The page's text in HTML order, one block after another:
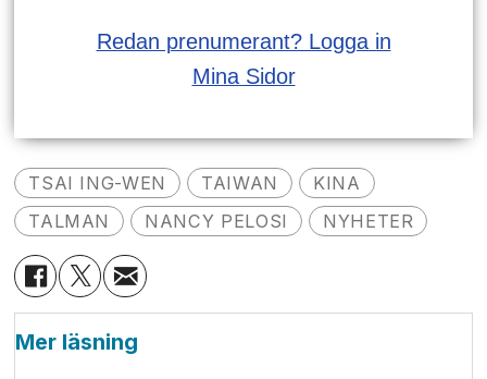
Redan prenumerant? Logga in
Mina Sidor
TSAI ING-WEN TAIWAN
KINA
TALMAN
NANCY PELOSI NYHETER
Mer läsning